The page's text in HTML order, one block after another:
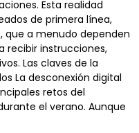
Esta realidad
de primera línea,
que a menudo dependen
recibir instrucciones,
Las claves de la
La desconexión digital
retos del
el verano. Aunque